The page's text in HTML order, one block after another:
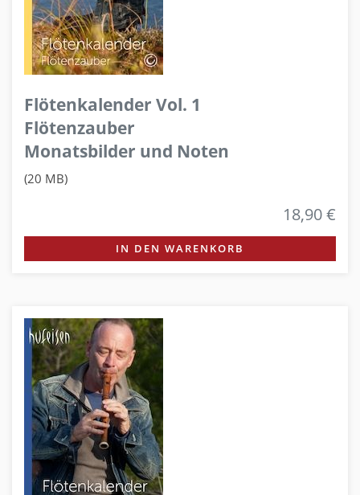
Flötenkalender Vol. 1
Flötenzauber
Monatsbilder und Noten
(20 MB)
18,90 €
IN DEN WARENKORB